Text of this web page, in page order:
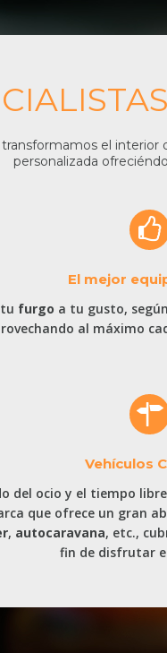
el interior
personalizada
El mejor
furgo a tu gusto,
al máximo
Vehículos
del ocio y el tiempo
que ofrece un gran
, autocaravana, etc.,
fin de disfrutar